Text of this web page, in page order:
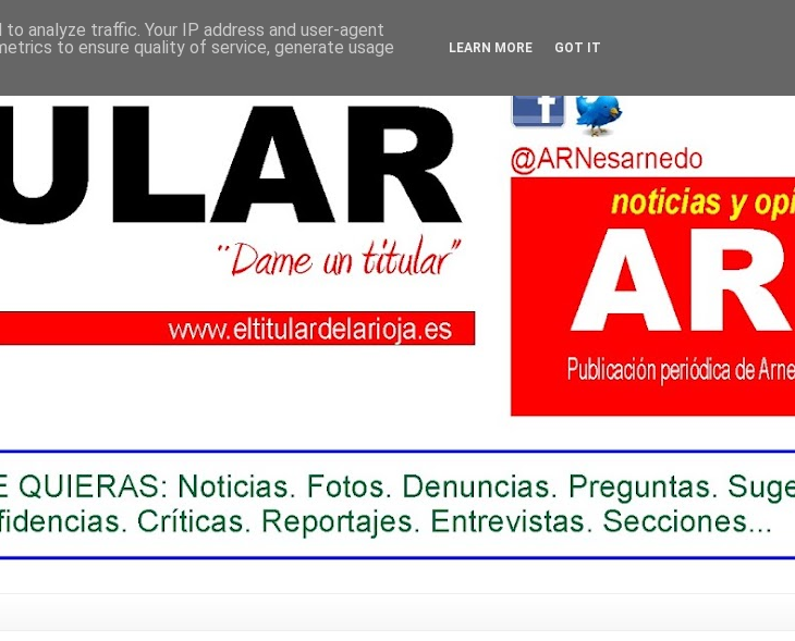
analyze traffic. Your IP address and user-agent
to ensure quality of service, generate usage
LEARN MORE GOT IT